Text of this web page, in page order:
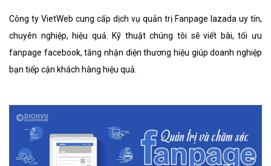
Công ty VietWeb cung cấp dịch vụ quản trị Fanpage lazada uy tín,
chuyên nghiệp, hiệu quả. Kỹ thuật chúng tôi sẽ viết bài, tối ưu
fanpage facebook, tăng nhận diện thương hiệu giúp doanh nghiệp
bạn tiếp cận khách hàng hiệu quả.